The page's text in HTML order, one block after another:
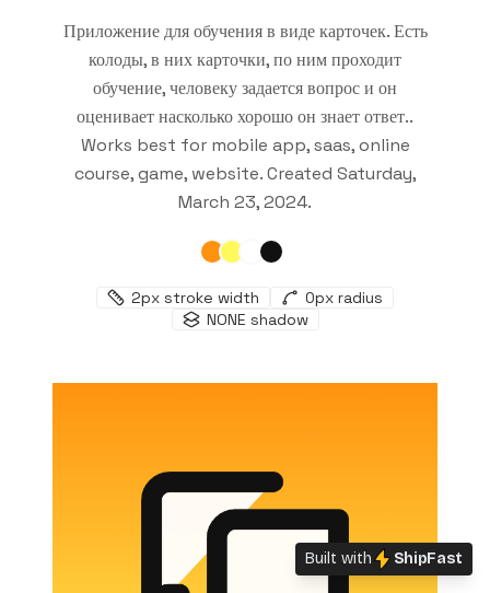
Приложение для обучения в виде карточек. Есть
колоды, в них карточки, по ним проходит
обучение, человеку задается вопрос и он
оценивает насколько хорошо он знает ответ..
Works best for mobile app, saas, online
course, game, website. Created Saturday,
March 23, 2024.
2px stroke width 0px radius
NONE shadow
Built with ShipFast